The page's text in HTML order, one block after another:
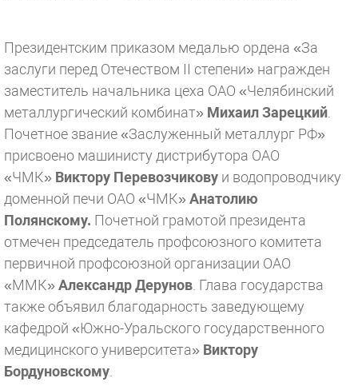
Президентским приказом медалью ордена «За
заслуги перед Отечеством II степени» награжден
заместитель начальника цеха ОАО «Челябинский
металлургический комбинат» Михаил Зарецкий
Почетное звание «Заслуженный металлург РФ»
присвоено машинисту дистрибутора ОАО
«ЧМК» Виктору Перевозчикову и водопроводчику
доменной печи ОАО «ЧМК»Анатолию
Полянскому. Почетной грамотой президента
отмечен председатель профсоюзного комитета
первичной профсоюзной организации ОАО
«ММК»Александр Дерунов . Глава государства
также объявил благодарность заведующему
кафедрой «Южно-Уральского государственного
медицинского университета» Виктору
Бордуновскому